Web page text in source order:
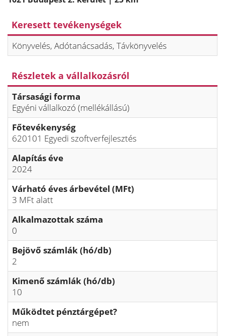
Keresett tevékenységek
Könyvelés, Adótanácsadás, Távkönyvelés
Részletek a vállalkozásról
Társasági forma
Egyéni vállalkozó (mellékállású)
Főtevékenység
620101 Egyedi szoftverfejlesztés
Alapítás éve
2024
Várható éves árbevétel (MFt)
3 MFt alatt
Alkalmazottak száma
0
Bejövő számlák (hó/db)
2
Kimenő számlák (hó/db)
10
Működtet pénztárgépet?
nem